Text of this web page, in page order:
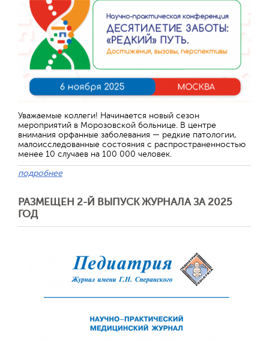
Уважаемые коллеги! Начинается новый сезон
мероприятий в Морозовской больнице. В центре
внимания орфанные заболевания — редкие патологии,
малоисследованные состояния с распространенностью
менее 10 случаев на 100 000 человек.
подробнее
РАЗМЕЩЕН 2-Й ВЫПУСК ЖУРНАЛА ЗА 2025
ГОД